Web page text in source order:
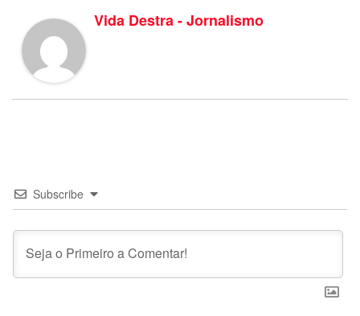
Vida Destra - Jornalismo
Subscribe